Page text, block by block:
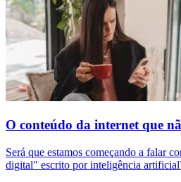
O conteúdo da internet que
Será que estamos começando a falar
digital" escrito por inteligência